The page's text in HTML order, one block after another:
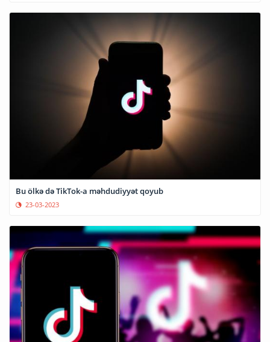
Bu ölkə də TikTok-a məhdudiyyət qoyub
23-03-2023